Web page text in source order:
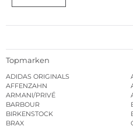
Topmarken
ADIDAS ORIGINALS
AFFENZAHN
ARMANI/PRIVÉ
BARBOUR
BIRKENSTOCK
BRAX